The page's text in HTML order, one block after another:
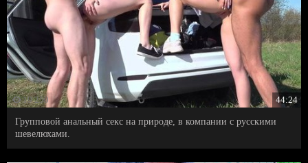
19 250 44:24
Групповой анальный секс на природе, в компании с русскими
шевелюхами.